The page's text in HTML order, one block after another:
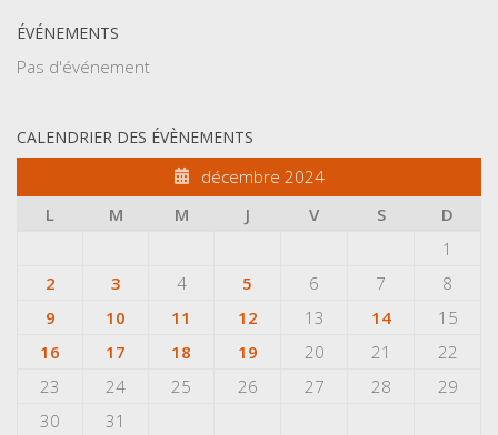
ÉVÉNEMENTS
Pas d'événement
CALENDRIER DES ÉVÈNEMENTS
décembre 2024
L
M M J V S
D
1
2
3 4 5 6 7
8
9
10 11 12 13 14
15
16
17 18 19 20 21
22
23
24 25 26 27 28
29
30
31